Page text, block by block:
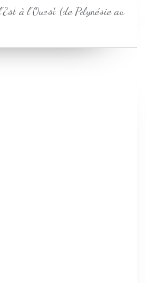
à l'Ouest (de Polynésie au